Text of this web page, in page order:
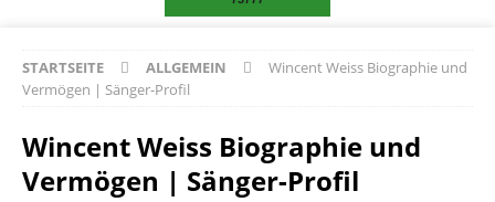
STARTSEITE ALLGEMEIN
Wincent Weiss Biographie und
Vermögen | Sänger-Profil
Wincent Weiss Biographie und
Vermögen | Sänger-Profil